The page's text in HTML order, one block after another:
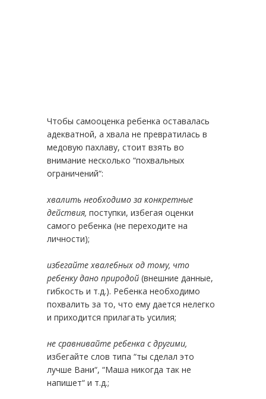
Чтобы самооценка ребенка оставалась
адекватной, а хвала не превратилась в
медовую пахлаву, стоит взять во
внимание несколько “похвальных
ограничений“:
хвалить необходимо за конкретные
действия, поступки, избегая оценки
самого ребенка (не переходите на
личности);
избегайте хвалебных од тому, что
ребенку дано природой (внешние данные,
гибкость и т.д.). Ребенка необходимо
похвалить за то, что ему дается нелегко
и приходится прилагать усилия;
не сравнивайте ребенка с другими,
избегайте слов типа “ты сделал это
лучше Вани“, “Маша никогда так не
напишет“ и т.д.;